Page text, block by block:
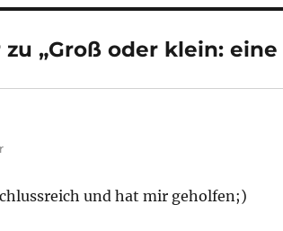
„Groß oder klein:
und hat mir geholfen;)